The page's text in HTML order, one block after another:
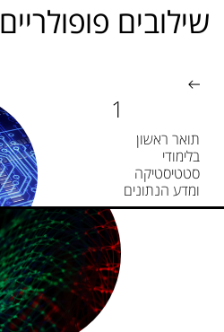
שילובים פופולריים
תואר ראשון
בלימודי
סטטיסטיקה
ומדע הנתונים